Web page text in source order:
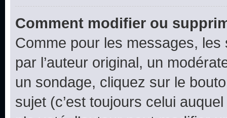
Comment modifier ou
Comme pour les messages,
par l’auteur original, un
un sondage, cliquez sur le
sujet (c’est toujours celui